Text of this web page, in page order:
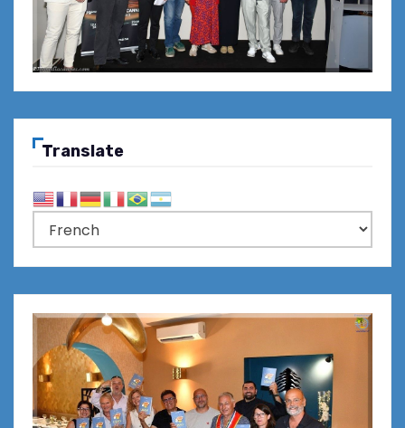
Translate